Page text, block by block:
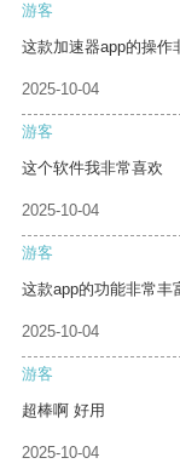
游客
这款加速器app的操作
2025-10-04
游客
这个软件我非常喜欢
2025-10-04
游客
这款app的功能非常丰
2025-10-04
游客
超棒啊 好用
2025-10-04